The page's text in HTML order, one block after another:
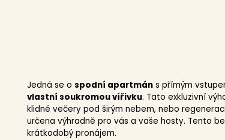
Jedná se ospodní apartmán s přímým
vlastní soukromou vířivku. Tato exkluzivní
klidné večery pod širým nebem, nebo
určena výhradně pro vás a vaše hosty. Tento
krátkodobý pronájem.